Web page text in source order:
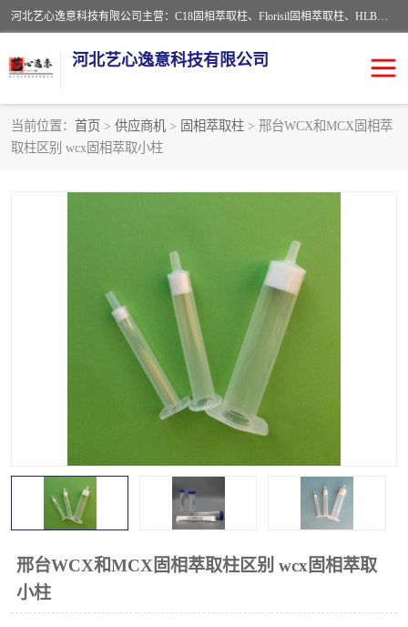
河北艺心逸意科技有限公司主营：C18固相萃取柱、Florisil固相萃取柱、HLB固相萃取柱、MCX固相萃取柱、QuEChERS、固相萃取空柱、针式过滤器 、固相萃取柱、黄曲霉毒素亲和柱。全国咨询热线：18630105913。河北艺心逸意科技有限公司接受来样定做，我们秉承着“顾客至上，锐意进取”的经营理念，坚持客户至上的原则为广大客户提供优质的服务，欢迎广大客户惠顾！免费咨询！
河北艺心逸意科技有限公司
当前位置： 首页 > 供应商机 > 固相萃取柱 > 邢台WCX和MCX固相萃
取柱区别 wcx固相萃取小柱
邢台WCX和MCX固相萃取柱区别 wcx固相萃取
小柱
固相萃取柱
ELISA试剂盒 过滤器/滤膜
SPE配件
96孔板